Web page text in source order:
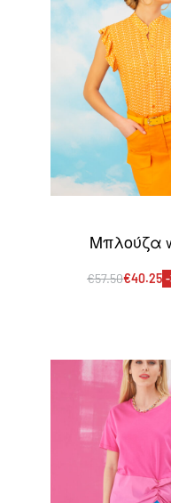
Μπλούζα
€57.50€40.25 -